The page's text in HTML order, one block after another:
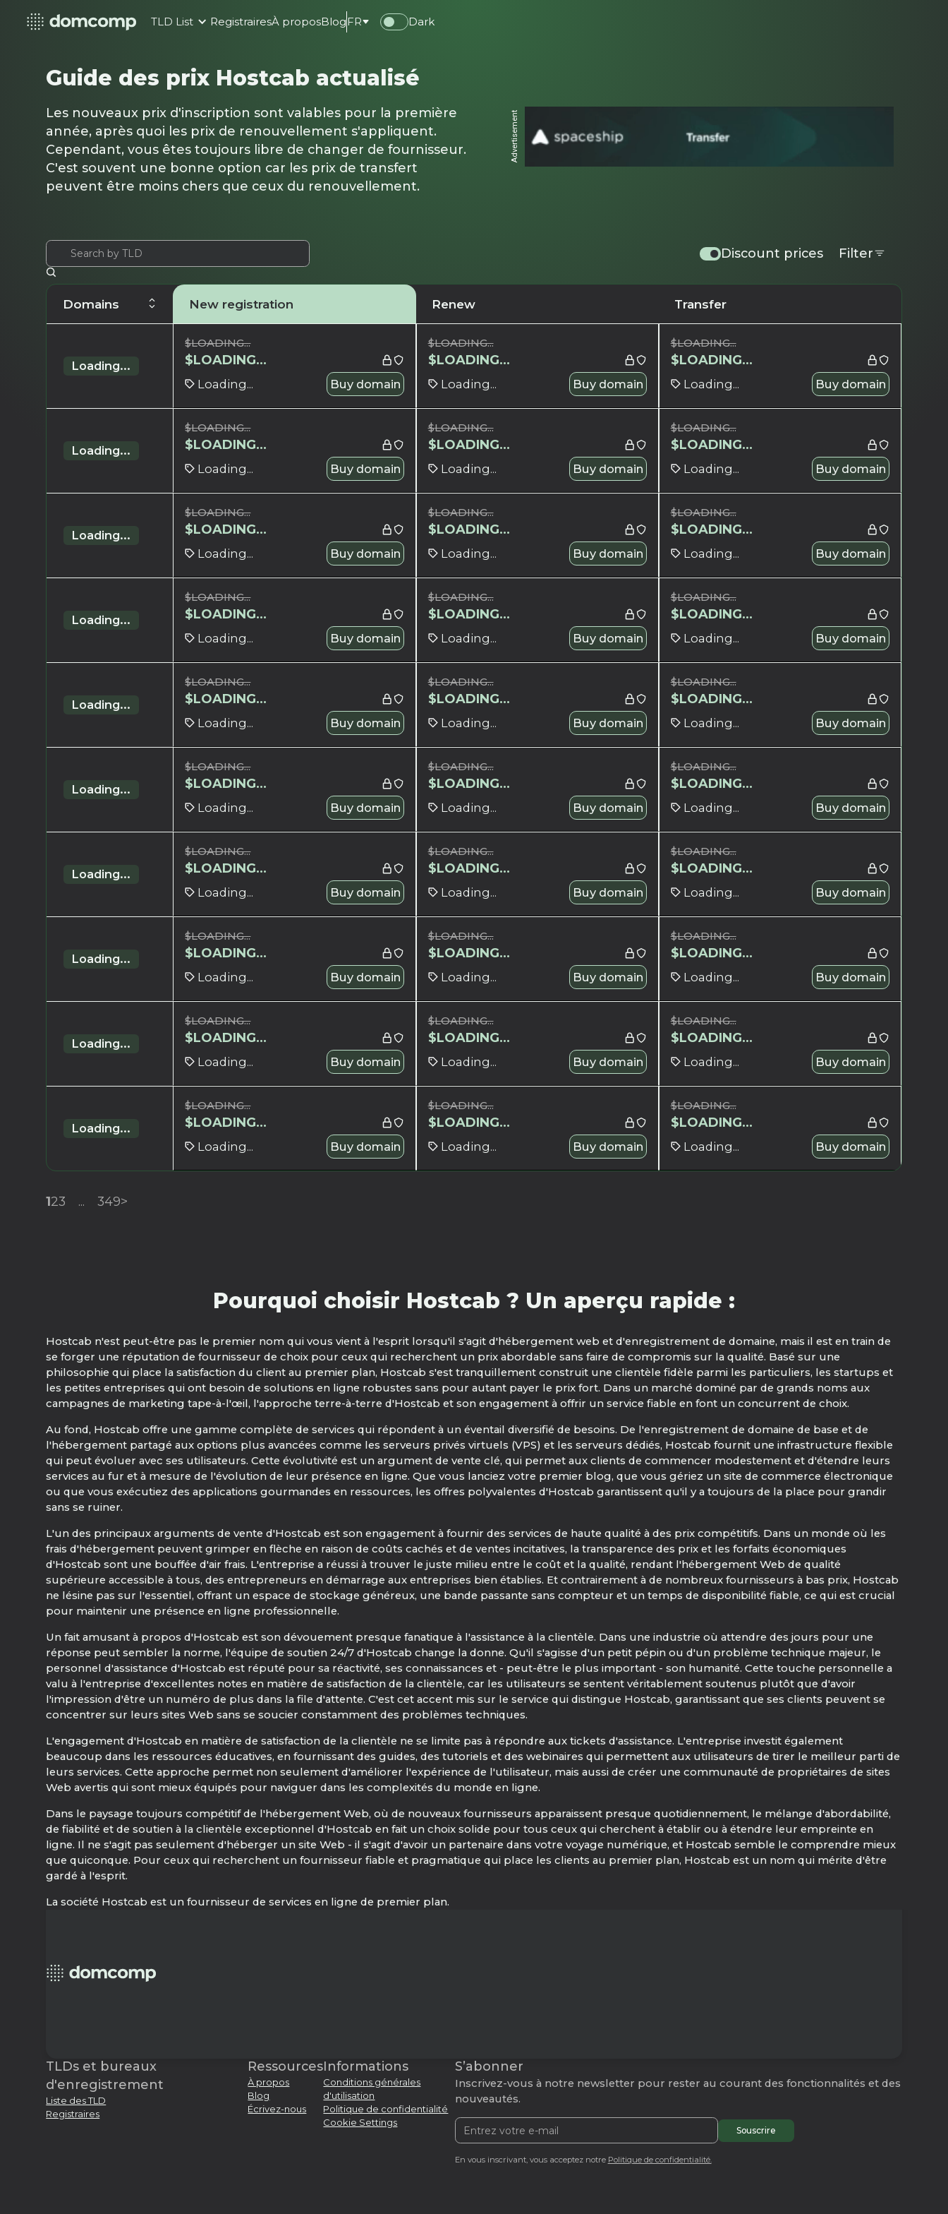
TLD List RegistrairesÀ proposBlog FR Dark
Guide des prix Hostcab actualisé
Les nouveaux prix d'inscription sont valables pour la première
année, après quoi les prix de renouvellement s'appliquent.
Cependant, vous êtes toujours libre de changer de fournisseur.
C'est souvent une bonne option car les prix de transfert
peuvent être moins chers que ceux du renouvellement.
Advertisement
Discount prices Filter
Domains New registration Renew Transfer
Loading...
$LOADING...
$LOADING...
Loading... Buy domain
$LOADING...
$LOADING...
Loading... Buy domain
$LOADING...
$LOADING...
Loading... Buy domain
Loading...
$LOADING...
$LOADING...
Loading... Buy domain
$LOADING...
$LOADING...
Loading... Buy domain
$LOADING...
$LOADING...
Loading... Buy domain
Loading...
$LOADING...
$LOADING...
Loading... Buy domain
$LOADING...
$LOADING...
Loading... Buy domain
$LOADING...
$LOADING...
Loading... Buy domain
Loading...
$LOADING...
$LOADING...
Loading... Buy domain
$LOADING...
$LOADING...
Loading... Buy domain
$LOADING...
$LOADING...
Loading... Buy domain
Loading...
$LOADING...
$LOADING...
Loading... Buy domain
$LOADING...
$LOADING...
Loading... Buy domain
$LOADING...
$LOADING...
Loading... Buy domain
Loading...
$LOADING...
$LOADING...
Loading... Buy domain
$LOADING...
$LOADING...
Loading... Buy domain
$LOADING...
$LOADING...
Loading... Buy domain
Loading...
$LOADING...
$LOADING...
Loading... Buy domain
$LOADING...
$LOADING...
Loading... Buy domain
$LOADING...
$LOADING...
Loading... Buy domain
Loading...
$LOADING...
$LOADING...
Loading... Buy domain
$LOADING...
$LOADING...
Loading... Buy domain
$LOADING...
$LOADING...
Loading... Buy domain
Loading...
$LOADING...
$LOADING...
Loading... Buy domain
$LOADING...
$LOADING...
Loading... Buy domain
$LOADING...
$LOADING...
Loading... Buy domain
Loading...
$LOADING...
$LOADING...
Loading... Buy domain
$LOADING...
$LOADING...
Loading... Buy domain
$LOADING...
$LOADING...
Loading... Buy domain
123 ... 349>
Pourquoi choisir Hostcab ? Un aperçu rapide :
Hostcab n'est peut-être pas le premier nom qui vous vient à l'esprit lorsqu'il s'agit d'hébergement web et d'enregistrement de domaine, mais il est en train de
se forger une réputation de fournisseur de choix pour ceux qui recherchent un prix abordable sans faire de compromis sur la qualité. Basé sur une
philosophie qui place la satisfaction du client au premier plan, Hostcab s'est tranquillement construit une clientèle fidèle parmi les particuliers, les startups et
les petites entreprises qui ont besoin de solutions en ligne robustes sans pour autant payer le prix fort. Dans un marché dominé par de grands noms aux
campagnes de marketing tape-à-l'œil, l'approche terre-à-terre d'Hostcab et son engagement à offrir un service fiable en font un concurrent de choix.
Au fond, Hostcab offre une gamme complète de services qui répondent à un éventail diversifié de besoins. De l'enregistrement de domaine de base et de
l'hébergement partagé aux options plus avancées comme les serveurs privés virtuels (VPS) et les serveurs dédiés, Hostcab fournit une infrastructure flexible
qui peut évoluer avec ses utilisateurs. Cette évolutivité est un argument de vente clé, qui permet aux clients de commencer modestement et d'étendre leurs
services au fur et à mesure de l'évolution de leur présence en ligne. Que vous lanciez votre premier blog, que vous gériez un site de commerce électronique
ou que vous exécutiez des applications gourmandes en ressources, les offres polyvalentes d'Hostcab garantissent qu'il y a toujours de la place pour grandir
sans se ruiner.
L'un des principaux arguments de vente d'Hostcab est son engagement à fournir des services de haute qualité à des prix compétitifs. Dans un monde où les
frais d'hébergement peuvent grimper en flèche en raison de coûts cachés et de ventes incitatives, la transparence des prix et les forfaits économiques
d'Hostcab sont une bouffée d'air frais. L'entreprise a réussi à trouver le juste milieu entre le coût et la qualité, rendant l'hébergement Web de qualité
supérieure accessible à tous, des entrepreneurs en démarrage aux entreprises bien établies. Et contrairement à de nombreux fournisseurs à bas prix, Hostcab
ne lésine pas sur l'essentiel, offrant un espace de stockage généreux, une bande passante sans compteur et un temps de disponibilité fiable, ce qui est crucial
pour maintenir une présence en ligne professionnelle.
Un fait amusant à propos d'Hostcab est son dévouement presque fanatique à l'assistance à la clientèle. Dans une industrie où attendre des jours pour une
réponse peut sembler la norme, l'équipe de soutien 24/7 d'Hostcab change la donne. Qu'il s'agisse d'un petit pépin ou d'un problème technique majeur, le
personnel d'assistance d'Hostcab est réputé pour sa réactivité, ses connaissances et - peut-être le plus important - son humanité. Cette touche personnelle a
valu à l'entreprise d'excellentes notes en matière de satisfaction de la clientèle, car les utilisateurs se sentent véritablement soutenus plutôt que d'avoir
l'impression d'être un numéro de plus dans la file d'attente. C'est cet accent mis sur le service qui distingue Hostcab, garantissant que ses clients peuvent se
concentrer sur leurs sites Web sans se soucier constamment des problèmes techniques.
L'engagement d'Hostcab en matière de satisfaction de la clientèle ne se limite pas à répondre aux tickets d'assistance. L'entreprise investit également
beaucoup dans les ressources éducatives, en fournissant des guides, des tutoriels et des webinaires qui permettent aux utilisateurs de tirer le meilleur parti de
leurs services. Cette approche permet non seulement d'améliorer l'expérience de l'utilisateur, mais aussi de créer une communauté de propriétaires de sites
Web avertis qui sont mieux équipés pour naviguer dans les complexités du monde en ligne.
Dans le paysage toujours compétitif de l'hébergement Web, où de nouveaux fournisseurs apparaissent presque quotidiennement, le mélange d'abordabilité,
de fiabilité et de soutien à la clientèle exceptionnel d'Hostcab en fait un choix solide pour tous ceux qui cherchent à établir ou à étendre leur empreinte en
ligne. Il ne s'agit pas seulement d'héberger un site Web - il s'agit d'avoir un partenaire dans votre voyage numérique, et Hostcab semble le comprendre mieux
que quiconque. Pour ceux qui recherchent un fournisseur fiable et pragmatique qui place les clients au premier plan, Hostcab est un nom qui mérite d'être
gardé à l'esprit.
La société Hostcab est un fournisseur de services en ligne de premier plan.
TLDs et bureaux
d'enregistrement
Liste des TLD
Registraires
Ressources
À propos
Blog
Écrivez-nous
Informations
Conditions générales
d'utilisation
Politique de confidentialité
Cookie Settings
S’abonner
Inscrivez-vous à notre newsletter pour rester au courant des fonctionnalités et des
nouveautés.
En vous inscrivant, vous acceptez notre Politique de confidentialité.